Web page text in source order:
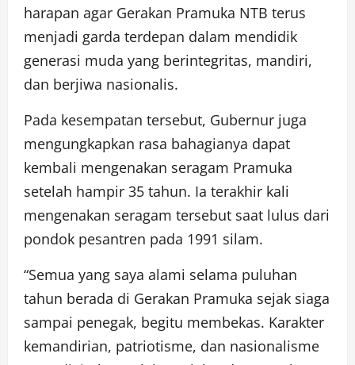
harapan agar Gerakan Pramuka NTB terus
menjadi garda terdepan dalam mendidik
generasi muda yang berintegritas, mandiri,
dan berjiwa nasionalis.
Pada kesempatan tersebut, Gubernur juga
mengungkapkan rasa bahagianya dapat
kembali mengenakan seragam Pramuka
setelah hampir 35 tahun. Ia terakhir kali
mengenakan seragam tersebut saat lulus dari
pondok pesantren pada 1991 silam.
“Semua yang saya alami selama puluhan
tahun berada di Gerakan Pramuka sejak siaga
sampai penegak, begitu membekas. Karakter
kemandirian, patriotisme, dan nasionalisme